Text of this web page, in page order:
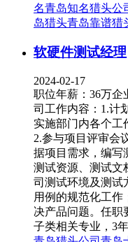
名青岛知名猎头公
岛猎头青岛靠谱猎
软硬件测试经理
2024-02-17
职位年薪：36万企
司工作内容：1.计
实施部门内各个工
2.参与项目评审会
据项目需求，编写
测试资源、测试文
司测试环境及测试
用例的规范化工作
决产品问题。任职
子类相关专业，3